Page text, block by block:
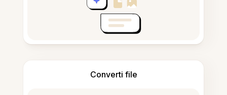
Converti file